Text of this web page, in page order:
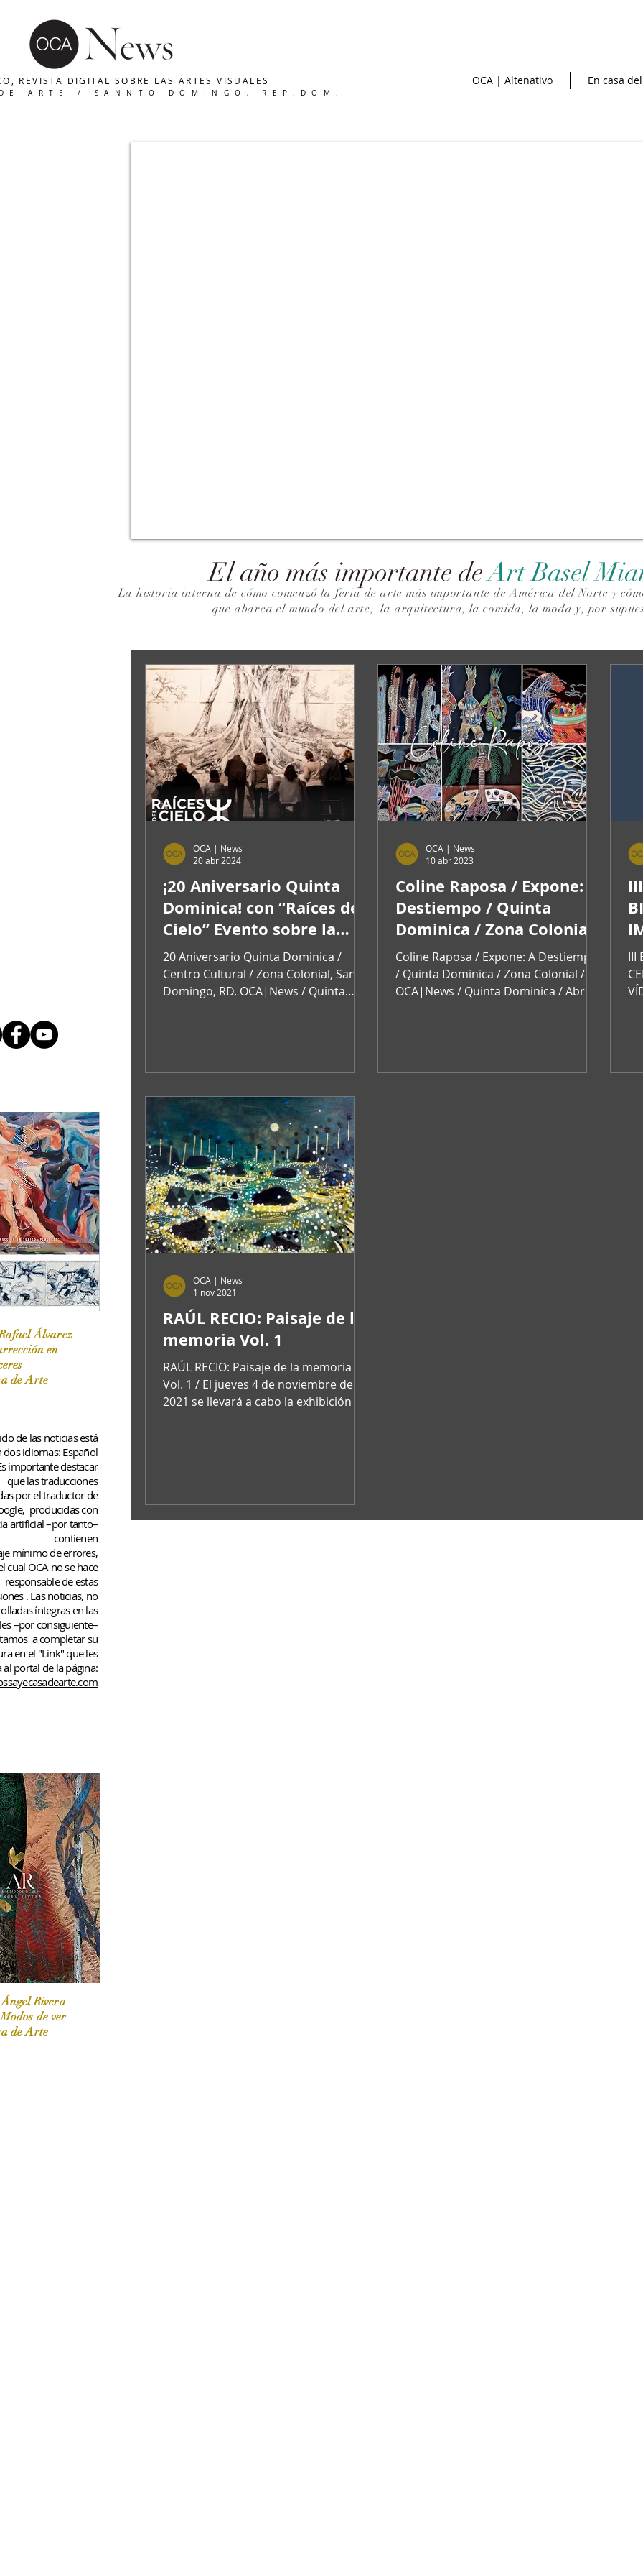
REVISTA DIGITAL SOBRE LAS ARTES VISUALES
DE ARTE / SANNTO DOMINGO, REP.DOM.
OCA | Altenativo En casa
El año más importante deArt Basel
La historia interna de cómo comenzó la feria de arte más importante de América del Norte y
que abarca el mundo del arte,la arquitectura, la comida, la moda y, por
Rivera
de ver
de Arte
de las noticias está
dos idiomas: Español
importante destacar
que las traducciones
por el traductor de
producidas con
artificial –por tanto–
contienen
mínimode errores,
cual OCA no se hace
responsable de estas
. Las noticias, no
íntegras en las
–por consiguiente–
a completar su
en el "Link" que les
portal de la página:
¡20 Aniversario Quinta
Dominica! con “Raíces del
Cielo” Evento sobre la
representación del árbol
más antiguo del país: "La
Ceiba"
20 Aniversario Quinta Dominica /
Centro Cultural / Zona Colonial, Santo
Domingo, RD. OCA|News / Quinta
OCA | News
20 abr 2024
Coline Raposa / Expone: A
Destiempo / Quinta
Dominica / Zona Colonial
Coline Raposa / Expone: A Destiempo
/ Quinta Dominica / Zona Colonial /
OCA|News / Quinta Dominica / Abril
OCA | News
10 abr 2023
III
RAÚL RECIO: Paisaje de la
memoria Vol. 1
RAÚL RECIO: Paisaje de la memoria
Vol. 1 / El jueves 4 de noviembre del
2021 se llevará a cabo la exhibición del
OCA | News
1 nov 2021
/ Marzo-Abril / 2024
Álvarez
en
de Arte